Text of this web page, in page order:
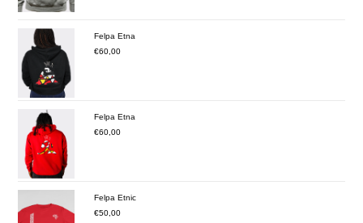
Felpa Etna
€60,00
Felpa Etna
€60,00
Felpa Etnic
€50,00